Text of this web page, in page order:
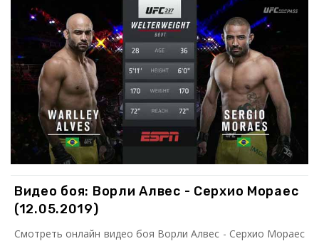
Видео боя: Ворли Алвес - Серхио Мораес
(12.05.2019)
Смотреть онлайн видео боя Ворли Алвес - Серхио Мораес